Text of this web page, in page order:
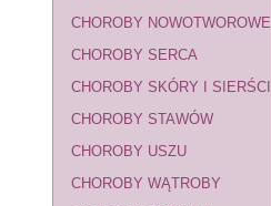
CHOROBY NOWOTWOROWE
CHOROBY SERCA
CHOROBY SKÓRY I SIERŚCI
CHOROBY STAWÓW
CHOROBY USZU
CHOROBY WĄTROBY